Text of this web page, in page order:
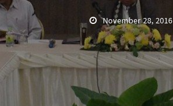
November 28, 2016